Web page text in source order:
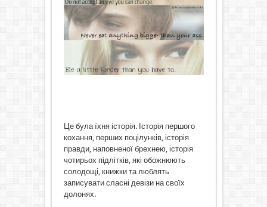
Це була їхня історія. Історія першого
кохання, перших поцілунків, історія
правди, наповненої брехнею, історія
чотирьох підлітків, які обожнюють
солодощі, книжки та люблять
записувати сласні девізи на своїх
долонях.